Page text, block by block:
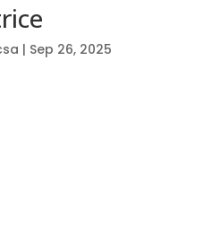
| Sep 26, 2025